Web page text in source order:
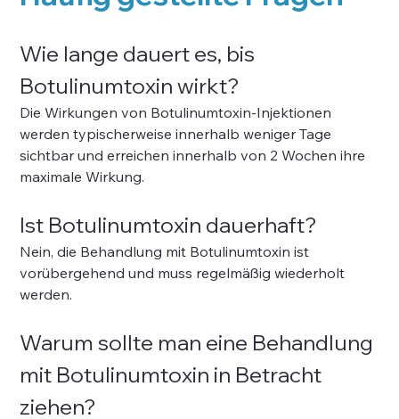
Wie lange dauert es, bis
Botulinumtoxin wirkt?
Die Wirkungen von Botulinumtoxin-Injektionen
werden typischerweise innerhalb weniger Tage
sichtbar und erreichen innerhalb von 2 Wochen ihre
maximale Wirkung.
Ist Botulinumtoxin dauerhaft?
Nein, die Behandlung mit Botulinumtoxin ist
vorübergehend und muss regelmäßig wiederholt
werden.
Warum sollte man eine Behandlung
mit Botulinumtoxin in Betracht
ziehen?